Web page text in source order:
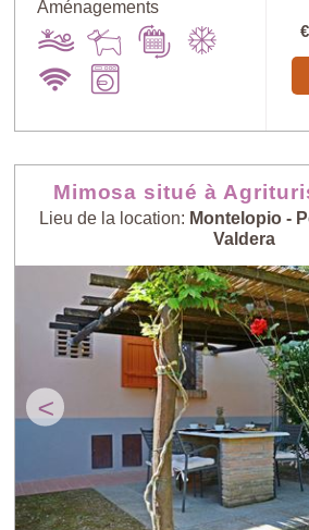
Aménagements
Mimosa situé à
Lieu de la location: Montelopio -
Valdera
<